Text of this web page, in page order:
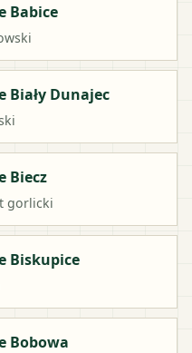
Babice
Biały Dunajec
Biecz
gorlicki
Biskupice
Bobowa